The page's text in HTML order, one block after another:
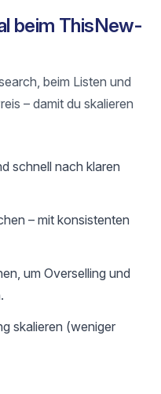
beim ThisNew-
beim Listen und
– damit du skalieren
schnell nach klaren
– mit konsistenten
um Overselling und
skalieren (weniger